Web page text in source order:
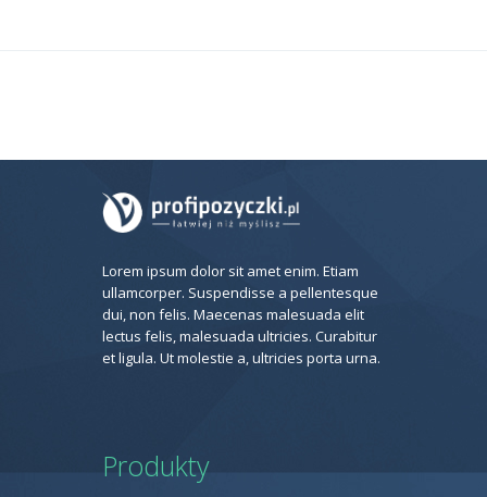
Lorem ipsum dolor sit amet enim. Etiam
ullamcorper. Suspendisse a pellentesque
dui, non felis. Maecenas malesuada elit
lectus felis, malesuada ultricies. Curabitur
et ligula. Ut molestie a, ultricies porta urna.
Produkty